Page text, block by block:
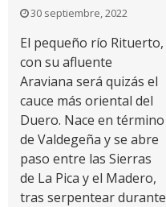
30 septiembre, 2022
El pequeño río Rituerto,
con su afluente
Araviana será quizás el
cauce más oriental del
Duero. Nace en término
de Valdegeña y se abre
paso entre las Sierras
de La Pica y el Madero,
tras serpentear durante